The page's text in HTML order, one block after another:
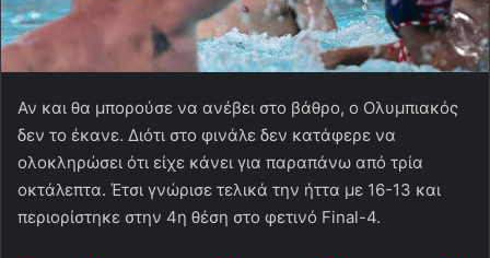
Αν και θα μπορούσε να ανέβει στο βάθρο, ο Ολυμπιακός
δεν το έκανε. Διότι στο φινάλε δεν κατάφερε να
ολοκληρώσει ότι είχε κάνει για παραπάνω από τρία
οκτάλεπτα. Έτσι γνώρισε τελικά την ήττα με 16-13 και
περιορίστηκε στην 4η θέση στο φετινό Final-4.